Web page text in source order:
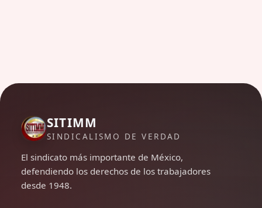
SITIMM
SINDICALISMO DE VERDAD
El sindicato más importante de México,
defendiendo los derechos de los trabajadores
desde 1948.